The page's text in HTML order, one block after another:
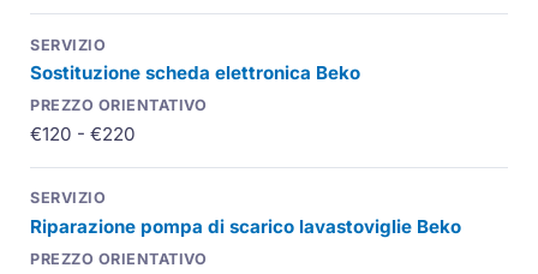
Sostituzione scheda elettronica Beko
€120 - €220
Riparazione pompa di scarico lavastoviglie Beko